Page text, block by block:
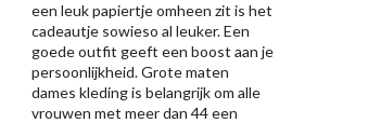
een leuk papiertje omheen zit is het
cadeautje sowieso al leuker. Een
goede outfit geeft een boost aan je
persoonlijkheid. Grote maten
dames kleding is belangrijk om alle
vrouwen met meer dan 44 een